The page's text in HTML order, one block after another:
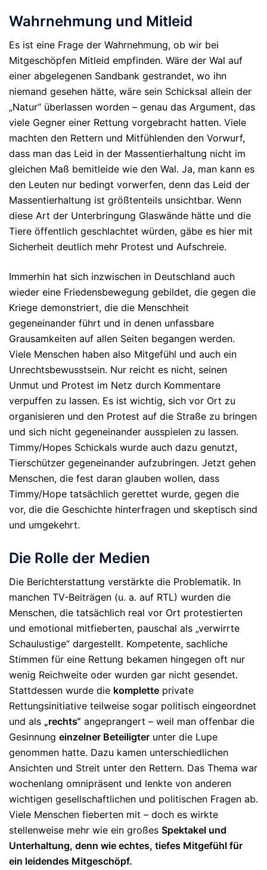
Wahrnehmung und Mitleid
Es ist eine Frage der Wahrnehmung, ob wir bei
Mitgeschöpfen Mitleid empfinden. Wäre der Wal auf
einer abgelegenen Sandbank gestrandet, wo ihn
niemand gesehen hätte, wäre sein Schicksal allein der
„Natur“ überlassen worden – genau das Argument, das
viele Gegner einer Rettung vorgebracht hatten. Viele
machten den Rettern und Mitfühlenden den Vorwurf,
dass man das Leid in der Massentierhaltung nicht im
gleichen Maß bemitleide wie den Wal. Ja, man kann es
den Leuten nur bedingt vorwerfen, denn das Leid der
Massentierhaltung ist größtenteils unsichtbar. Wenn
diese Art der Unterbringung Glaswände hätte und die
Tiere öffentlich geschlachtet würden, gäbe es hier mit
Sicherheit deutlich mehr Protest und Aufschreie.
Immerhin hat sich inzwischen in Deutschland auch
wieder eine Friedensbewegung gebildet, die gegen die
Kriege demonstriert, die die Menschheit
gegeneinander führt und in denen unfassbare
Grausamkeiten auf allen Seiten begangen werden.
Viele Menschen haben also Mitgefühl und auch ein
Unrechtsbewusstsein. Nur reicht es nicht, seinen
Unmut und Protest im Netz durch Kommentare
verpuffen zu lassen. Es ist wichtig, sich vor Ort zu
organisieren und den Protest auf die Straße zu bringen
und sich nicht gegeneinander ausspielen zu lassen.
Timmy/Hopes Schickals wurde auch dazu genutzt,
Tierschützer gegeneinander aufzubringen. Jetzt gehen
Menschen, die fest daran glauben wollen, dass
Timmy/Hope tatsächlich gerettet wurde, gegen die
vor, die die Geschichte hinterfragen und skeptisch sind
und umgekehrt.
Die Rolle der Medien
Die Berichterstattung verstärkte die Problematik. In
manchen TV-Beiträgen (u. a. auf RTL) wurden die
Menschen, die tatsächlich real vor Ort protestierten
und emotional mitfieberten, pauschal als „verwirrte
Schaulustige“ dargestellt. Kompetente, sachliche
Stimmen für eine Rettung bekamen hingegen oft nur
wenig Reichweite oder wurden gar nicht gesendet.
Stattdessen wurde die komplette private
Rettungsinitiative teilweise sogar politisch eingeordnet
und als „rechts“ angeprangert – weil man offenbar die
Gesinnung einzelner Beteiligter unter die Lupe
genommen hatte. Dazu kamen unterschiedlichen
Ansichten und Streit unter den Rettern. Das Thema war
wochenlang omnipräsent und lenkte von anderen
wichtigen gesellschaftlichen und politischen Fragen ab.
Viele Menschen fieberten mit – doch es wirkte
stellenweise mehr wie ein großes Spektakel und
Unterhaltung, denn wie echtes, tiefes Mitgefühl für
ein leidendes Mitgeschöpf.